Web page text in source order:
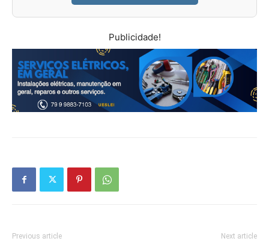
Publicidade!
Previous article Next article